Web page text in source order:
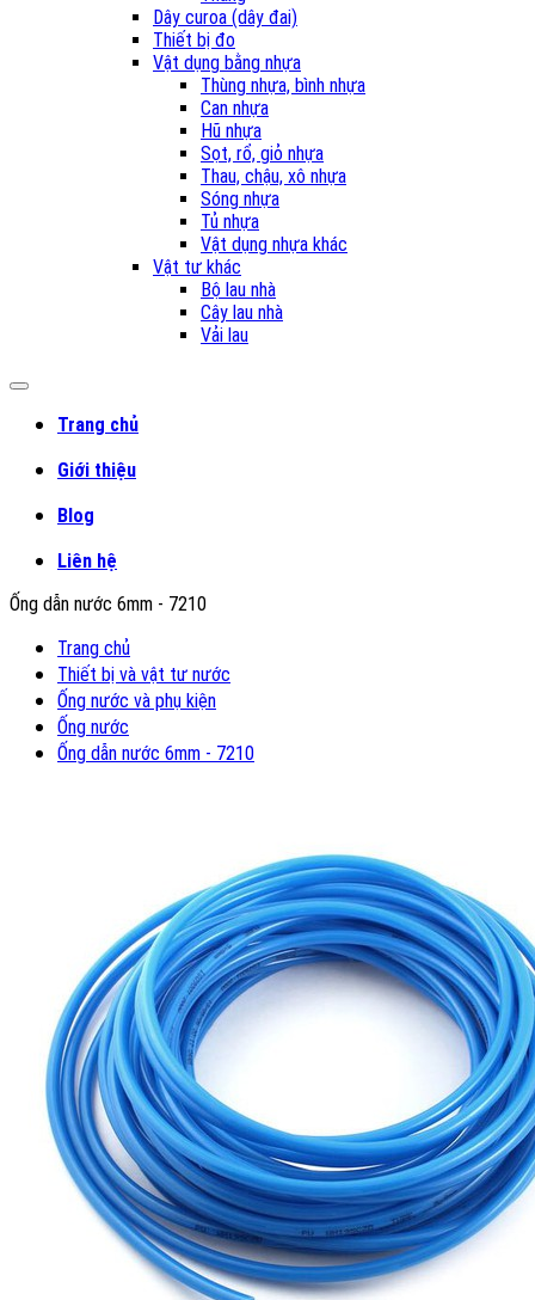
Dây curoa (dây đai)
Thiết bị đo
Vật dụng bằng nhựa
Thùng nhựa, bình nhựa
Can nhựa
Hũ nhựa
Sọt, rổ, giỏ nhựa
Thau, chậu, xô nhựa
Sóng nhựa
Tủ nhựa
Vật dụng nhựa khác
Vật tư khác
Bộ lau nhà
Cây lau nhà
Vải lau
Trang chủ
Giới thiệu
Blog
Liên hệ
Ống dẫn nước 6mm - 7210
Trang chủ
Thiết bị và vật tư nước
Ống nước và phụ kiện
Ống nước
Ống dẫn nước 6mm - 7210